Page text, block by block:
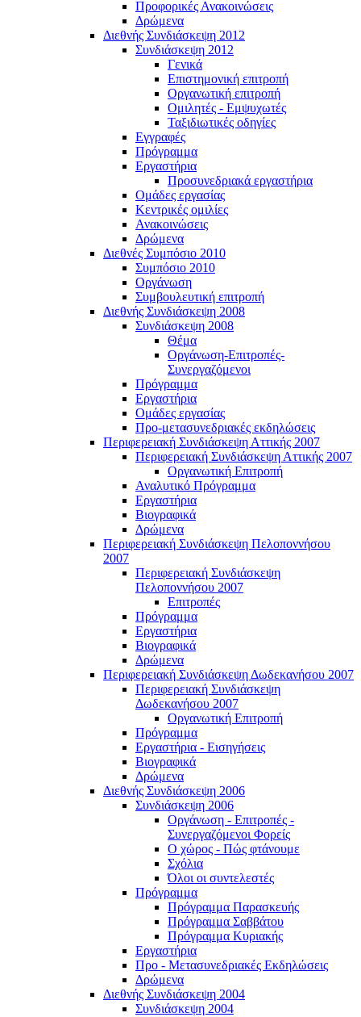
Προφορικές Ανακοινώσεις
Δρώμενα
Διεθνής Συνδιάσκεψη 2012
Συνδιάσκεψη 2012
Γενικά
Επιστημονική επιτροπή
Οργανωτική επιτροπή
Ομιλητές - Εμψυχωτές
Ταξιδιωτικές οδηγίες
Εγγραφές
Πρόγραμμα
Εργαστήρια
Προσυνεδριακά εργαστήρια
Ομάδες εργασίας
Κεντρικές ομιλίες
Ανακοινώσεις
Δρώμενα
Διεθνές Συμπόσιο 2010
Συμπόσιο 2010
Οργάνωση
Συμβουλευτική επιτροπή
Διεθνής Συνδιάσκεψη 2008
Συνδιάσκεψη 2008
Θέμα
Οργάνωση-Επιτροπές-
Συνεργαζόμενοι
Πρόγραμμα
Εργαστήρια
Ομάδες εργασίας
Προ-μετασυνεδριακές εκδηλώσεις
Περιφερειακή Συνδιάσκεψη Αττικής 2007
Περιφερειακή Συνδιάσκεψη Αττικής 2007
Οργανωτική Επιτροπή
Αναλυτικό Πρόγραμμα
Εργαστήρια
Βιογραφικά
Δρώμενα
Περιφερειακή Συνδιάσκεψη Πελοποννήσου
2007
Περιφερειακή Συνδιάσκεψη
Πελοποννήσου 2007
Επιτροπές
Πρόγραμμα
Εργαστήρια
Βιογραφικά
Δρώμενα
Περιφερειακή Συνδιάσκεψη Δωδεκανήσου 2007
Περιφερειακή Συνδιάσκεψη
Δωδεκανήσου 2007
Οργανωτική Επιτροπή
Πρόγραμμα
Εργαστήρια - Εισηγήσεις
Βιογραφικά
Δρώμενα
Διεθνής Συνδιάσκεψη 2006
Συνδιάσκεψη 2006
Οργάνωση - Επιτροπές -
Συνεργαζόμενοι Φορείς
Ο χώρος - Πώς φτάνουμε
Σχόλια
Όλοι οι συντελεστές
Πρόγραμμα
Πρόγραμμα Παρασκευής
Πρόγραμμα Σαββάτου
Πρόγραμμα Κυριακής
Εργαστήρια
Προ - Μετασυνεδριακές Εκδηλώσεις
Δρώμενα
Διεθνής Συνδιάσκεψη 2004
Συνδιάσκεψη 2004